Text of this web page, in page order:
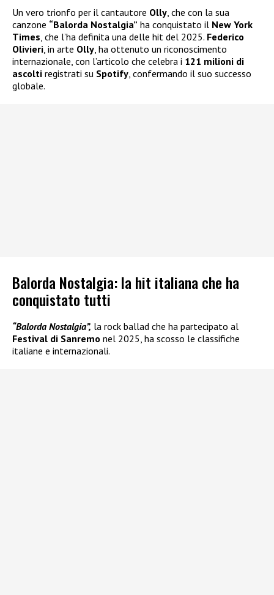
Un vero trionfo per il cantautore Olly, che con la sua
canzone “Balorda Nostalgia” ha conquistato il New York
Times, che l’ha definita una delle hit del 2025. Federico
Olivieri, in arte Olly, ha ottenuto un riconoscimento
internazionale, con l’articolo che celebra i 121 milioni di
ascolti registrati su Spotify, confermando il suo successo
globale.
Balorda Nostalgia: la hit italiana che ha
conquistato tutti
“Balorda Nostalgia”, la rock ballad che ha partecipato al
Festival di Sanremo nel 2025, ha scosso le classifiche
italiane e internazionali.